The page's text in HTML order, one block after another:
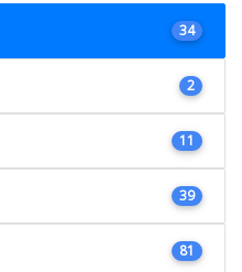
34
2
11
39
81